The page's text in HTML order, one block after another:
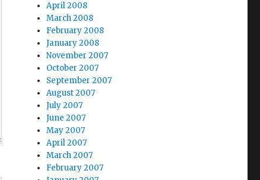
April 2008
March 2008
February 2008
January 2008
November 2007
October 2007
September 2007
August 2007
July 2007
June 2007
May 2007
April 2007
March 2007
February 2007